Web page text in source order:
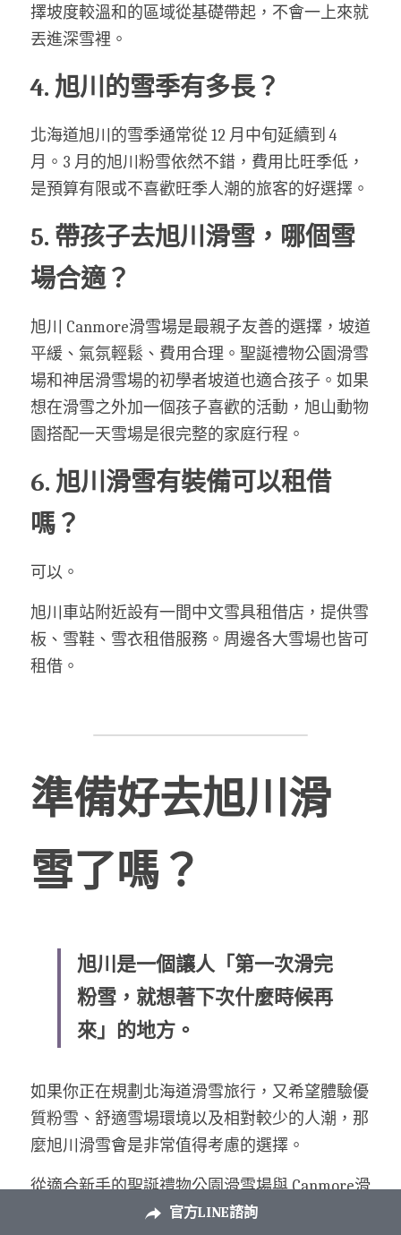
擇坡度較溫和的區域從基礎帶起，不會一上來就
丟進深雪裡。
4. 旭川的雪季有多長？
北海道旭川的雪季通常從 12 月中旬延續到 4
月。3 月的旭川粉雪依然不錯，費用比旺季低，
是預算有限或不喜歡旺季人潮的旅客的好選擇。
5. 帶孩子去旭川滑雪，哪個雪
場合適？
旭川 Canmore滑雪場是最親子友善的選擇，坡道
平緩、氣氛輕鬆、費用合理。聖誕禮物公園滑雪
場和神居滑雪場的初學者坡道也適合孩子。如果
想在滑雪之外加一個孩子喜歡的活動，旭山動物
園搭配一天雪場是很完整的家庭行程。
6. 旭川滑雪有裝備可以租借
嗎？
可以。
旭川車站附近設有一間中文雪具租借店， 提供雪
板、雪鞋、雪衣租借服務。 周邊各大雪場也皆可
租借。
準備好去旭川滑
雪了嗎？
旭川是一個讓人「第一次滑完
粉雪，就想著下次什麼時候再
來」的地方。
如果你正在規劃北海道滑雪旅行，又希望體驗優
質粉雪、舒適雪場環境以及相對較少的人潮，那
麼旭川滑雪會是非常值得考慮的選擇。
從適合新手的聖誕禮物公園滑雪場與 Canmore滑
到神居滑雪場完整的雪道規劃，再到
官方LINE諮詢